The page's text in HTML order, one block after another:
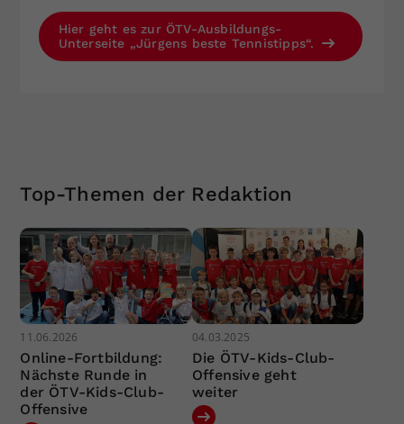
Hier geht es zur ÖTV-Ausbildungs-
Unterseite „Jürgens beste Tennistipps“.
Top-Themen der Redaktion
11.06.2026
Online-Fortbildung:
Nächste Runde in
der ÖTV-Kids-Club-
Offensive
04.03.2025
Die ÖTV-Kids-Club-
Offensive geht
weiter